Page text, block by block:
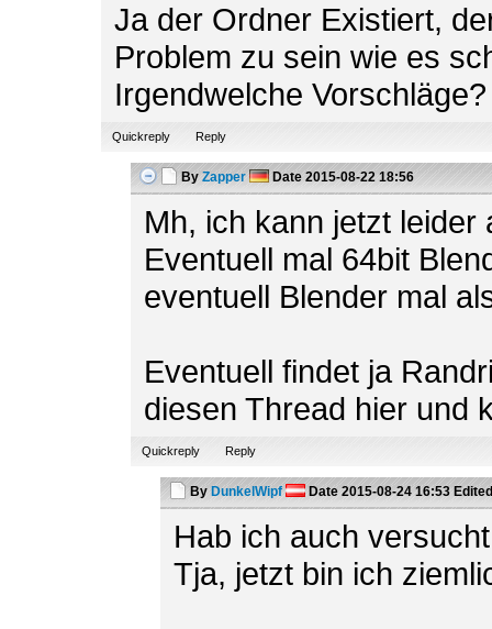
Ja der Ordner Existiert,
Problem zu sein wie es
Irgendwelche Vorschläge?
Quickreply Reply
By Zapper Date 2015-08-22 18:56
Mh, ich kann jetzt
Eventuell mal 64bit
eventuell Blender mal
Eventuell findet ja
diesen Thread hier und
Quickreply Reply
By DunkelWipf Date 2015-08-24 16:53
Hab ich auch
Tja, jetzt bin ich